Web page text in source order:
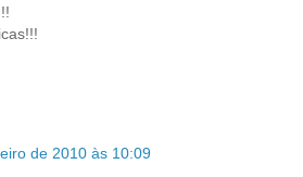
de 2010 às 10:09